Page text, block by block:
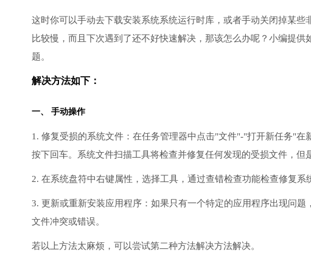
这时你可以手动去下载安装系统系统运行时库，或者手动关闭掉某
比较慢，而且下次遇到了还不好快速解决，那该怎么办呢？小编提
题。
解决方法如下：
一、 手动操作
1. 修复受损的系统文件：在任务管理器中点击"文件"-"打开新任务"在
按下回车。系统文件扫描工具将检查并修复任何发现的受损文件，但
2. 在系统盘符中右键属性，选择工具，通过查错检查功能检查修复系
3. 更新或重新安装应用程序：如果只有一个特定的应用程序出现问
文件冲突或错误。
若以上方法太麻烦，可以尝试第二种方法解决方法解决。